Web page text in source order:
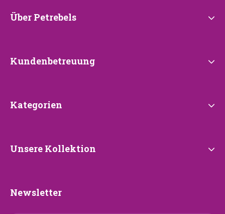
Über
Über Petrebels
Kundenbetreuung
Kundenbetreuung
Kategorien
Kategorien
Unsere
Unsere Kollektion
Newsletter
Newsletter